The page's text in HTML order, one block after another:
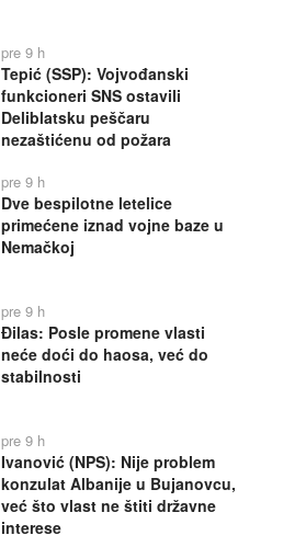
pre 9 h
Tepić (SSP): Vojvođanski
funkcioneri SNS ostavili
Deliblatsku peščaru
nezaštićenu od požara
pre 9 h
Dve bespilotne letelice
primećene iznad vojne baze u
Nemačkoj
pre 9 h
Đilas: Posle promene vlasti
neće doći do haosa, već do
stabilnosti
pre 9 h
Ivanović (NPS): Nije problem
konzulat Albanije u Bujanovcu,
već što vlast ne štiti državne
interese